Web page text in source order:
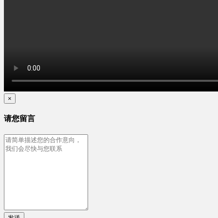
×
请您留言